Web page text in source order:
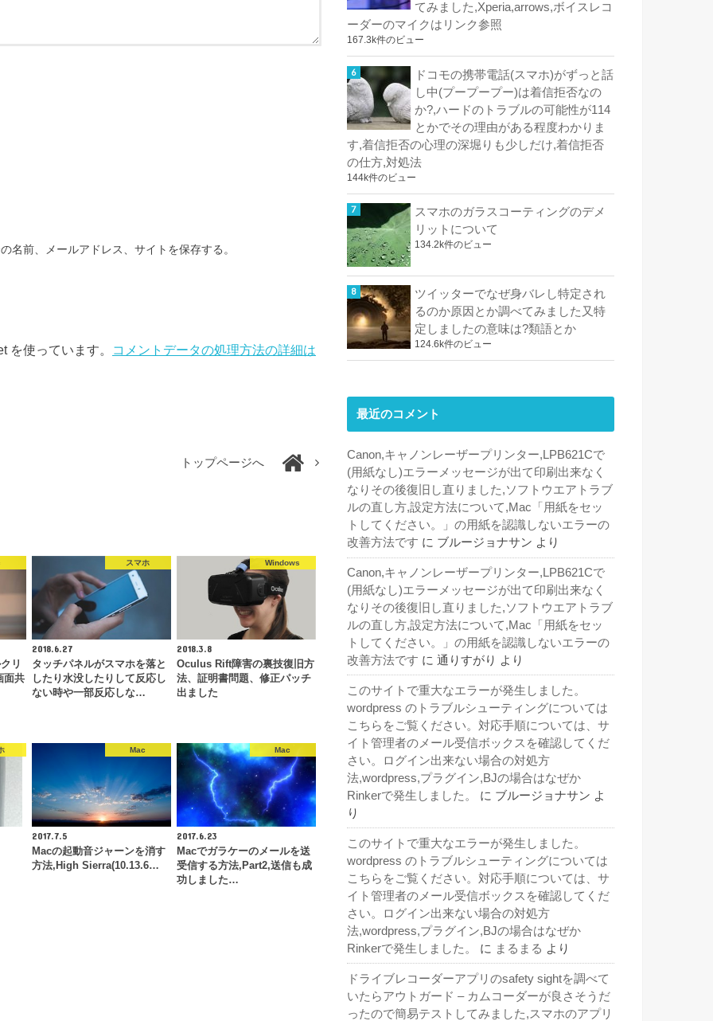
名前、メールアドレス、サイトを保存する。
を使っています。 コメントデータの処理方法の詳細は
トップページへ
リ
面共
スマホ
2018.6.27
タッチパネルがスマホを落と
したり水没したりして反応し
ない時や一部反応しな…
Windows
2018.3.8
Oculus Rift障害の裏技復旧方
法、証明書問題、修正パッチ
出ました
Mac
2017.7.5
Macの起動音ジャーンを消す
方法,High Sierra(10.13.6…
Mac
2017.6.23
Macでガラケーのメールを送
受信する方法,Part2,送信も成
功しました…
てみました,Xperia,arrows,ボイスレコ
ーダーのマイクはリンク参照
167.3k件のビュー
ドコモの携帯電話(スマホ)がずっと話
し中(プープープー)は着信拒否なの
か?,ハードのトラブルの可能性が114
とかでその理由がある程度わかりま
す,着信拒否の心理の深堀りも少しだけ,着信拒否
の仕方,対処法
144k件のビュー
スマホのガラスコーティングのデメ
リットについて
134.2k件のビュー
ツイッターでなぜ身バレし特定され
るのか原因とか調べてみました又特
定しましたの意味は?類語とか
124.6k件のビュー
最近のコメント
Canon,キャノンレーザープリンター,LPB621Cで
(用紙なし)エラーメッセージが出て印刷出来なく
なりその後復旧し直りました,ソフトウエアトラブ
ルの直し方,設定方法について,Mac「用紙をセッ
トしてください。」の用紙を認識しないエラーの
改善方法です に ブルージョナサン より
Canon,キャノンレーザープリンター,LPB621Cで
(用紙なし)エラーメッセージが出て印刷出来なく
なりその後復旧し直りました,ソフトウエアトラブ
ルの直し方,設定方法について,Mac「用紙をセッ
トしてください。」の用紙を認識しないエラーの
改善方法です に 通りすがり より
このサイトで重大なエラーが発生しました。
wordpress のトラブルシューティングについては
こちらをご覧ください。対応手順については、サ
イト管理者のメール受信ボックスを確認してくだ
さい。ログイン出来ない場合の対処方
法,wordpress,プラグイン,BJの場合はなぜか
Rinkerで発生しました。
に ブルージョナサン よ
り
このサイトで重大なエラーが発生しました。
wordpress のトラブルシューティングについては
こちらをご覧ください。対応手順については、サ
イト管理者のメール受信ボックスを確認してくだ
さい。ログイン出来ない場合の対処方
法,wordpress,プラグイン,BJの場合はなぜか
Rinkerで発生しました。
に まるまる より
ドライブレコーダーアプリのsafety sightを調べて
いたらアウトガード – カムコーダーが良さそうだ
ったので簡易テストしてみました,スマホのアプリ